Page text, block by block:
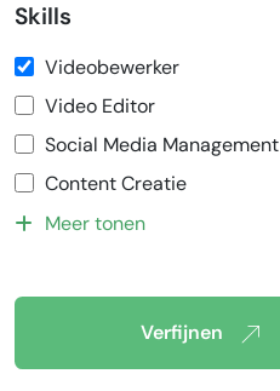
Skills
Videobewerker
Video Editor
Social Media Management
Content Creatie
Meer tonen
Verfijnen